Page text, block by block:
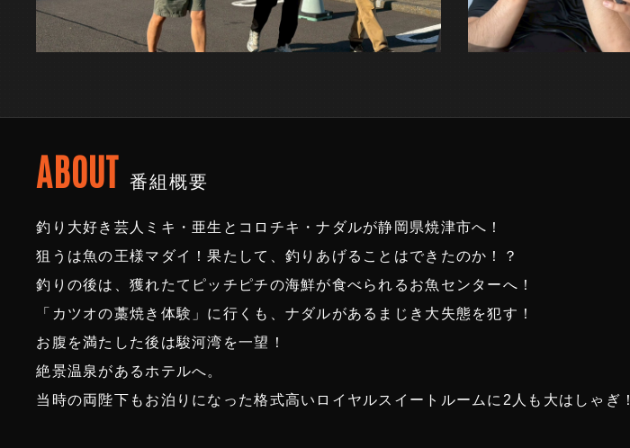
ABOUT 番組概要
釣り大好き芸人ミキ・亜生とコロチキ・ナダルが静岡県焼津市へ！
狙うは魚の王様マダイ！果たして、釣りあげることはできたのか！？
釣りの後は、獲れたてピッチピチの海鮮が食べられるお魚センターへ！
「カツオの藁焼き体験」に行くも、ナダルがあるまじき大失態を犯す！
お腹を満たした後は駿河湾を一望！
絶景温泉があるホテルへ。
当時の両陛下もお泊りになった格式高いロイヤルスイートルームに2人も大はしゃぎ！